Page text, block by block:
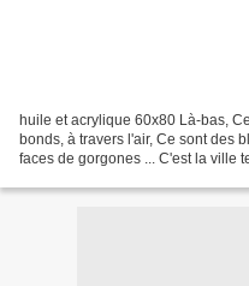
huile et acrylique 60x80 Là-bas,
bonds, à travers l'air, Ce sont des
faces de gorgones ... C'est la ville